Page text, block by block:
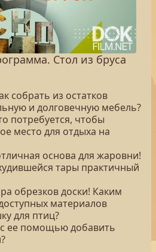
Стол из бруса
собрать из остатков
и долговечную мебель?
потребуется, чтобы
место для отдыха на
основа для жаровни!
тары практичный
обрезков доски! Каким
материалов
для птиц?
ее помощью добавить